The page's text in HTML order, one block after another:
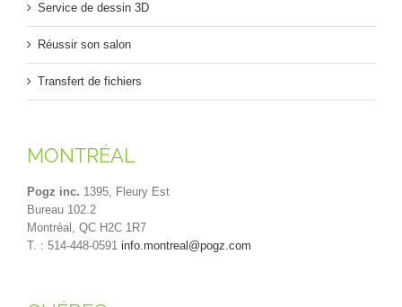
Service de dessin 3D
Réussir son salon
Transfert de fichiers
MONTRÉAL
Pogz inc. 1395, Fleury Est
Bureau 102.2
Montréal, QC H2C 1R7
T. : 514-448-0591 info.montreal@pogz.com